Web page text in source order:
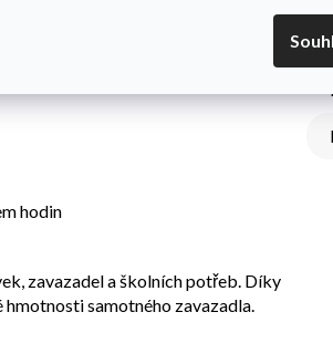
a telefon a speciální průhlednou
hodin
zavazadel a školních potřeb. Díky
samotného zavazadla.